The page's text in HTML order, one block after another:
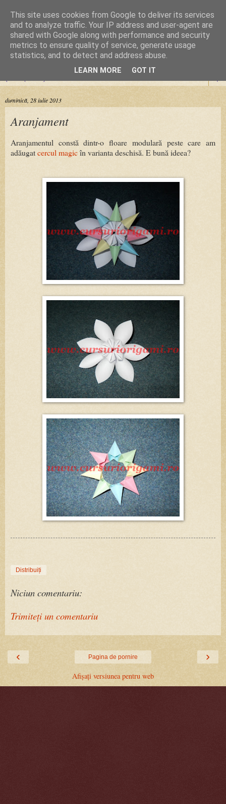
Cursuri Origami
Dragoste de la prima pliere
▼
duminică, 28 iulie 2013
Aranjament
Aranjamentul constă dintr-o floare modulară peste care am
adăugatcercul magicîn varianta deschisă. E bună ideea?
Distribuiți
Niciun comentariu:
Trimiteți un comentariu
‹ ›
Pagina de pornire
Afișați versiunea pentru web
This site uses cookies from Google to deliver its services
and to analyze traffic. Your IP address and user-agent are
shared with Google along with performance and security
metrics to ensure quality of service, generate usage
statistics, and to detect and address abuse.
LEARN MORE GOT IT